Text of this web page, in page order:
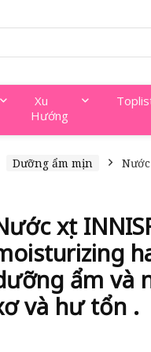
Xu
Hướng
Dưỡng ẩm mịn
xịt
ẩm và
và hư tổn .